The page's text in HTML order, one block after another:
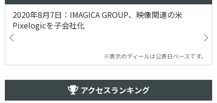
2020年8月7日：IMAGICA GROUP、映像関連の米
Pixelogicを子会社化
※表示のディールは公表日ベースです。
アクセスランキング